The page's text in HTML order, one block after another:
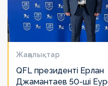
Жаңалықтар
QFL президенті Ерлан
Джамантаев 50-ші